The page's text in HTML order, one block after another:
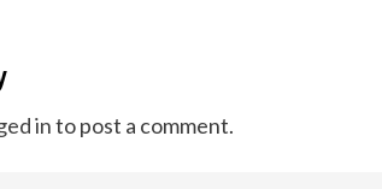
into post a comment.